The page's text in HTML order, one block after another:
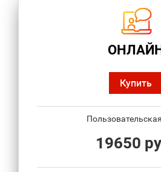
ОНЛАЙН
Купить
19650